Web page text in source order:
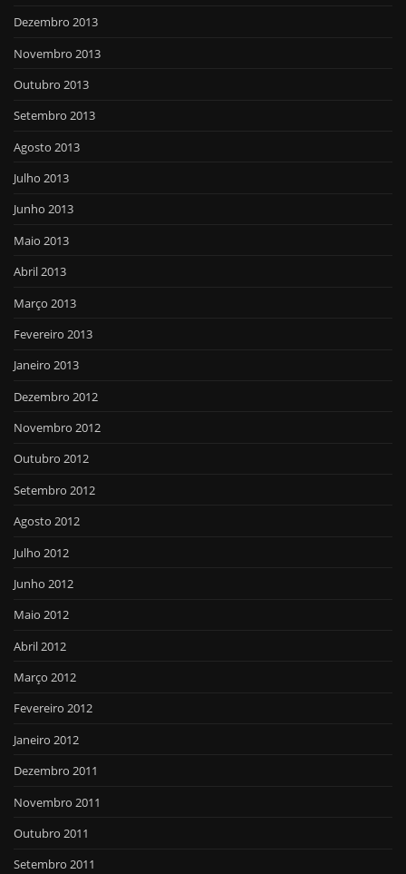
Dezembro 2013
Novembro 2013
Outubro 2013
Setembro 2013
Agosto 2013
Julho 2013
Junho 2013
Maio 2013
Abril 2013
Março 2013
Fevereiro 2013
Janeiro 2013
Dezembro 2012
Novembro 2012
Outubro 2012
Setembro 2012
Agosto 2012
Julho 2012
Junho 2012
Maio 2012
Abril 2012
Março 2012
Fevereiro 2012
Janeiro 2012
Dezembro 2011
Novembro 2011
Outubro 2011
Setembro 2011